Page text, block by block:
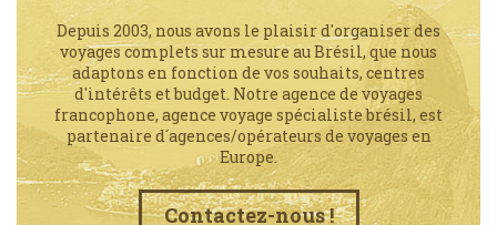
Depuis 2003, nous avons le plaisir d'organiser des
voyages complets sur mesure au Brésil, que nous
adaptons en fonction de vos souhaits, centres
d'intérêts et budget. Notre agence de voyages
francophone, agence voyage spécialiste brésil, est
partenaire d´agences/opérateurs de voyages en
Europe.
Contactez-nous !